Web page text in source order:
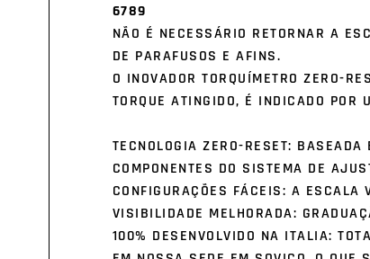
6789
NÃO É NECESSÁRIO RETORNAR A
DE PARAFUSOS E AFINS.
O INOVADOR TORQUÍMETRO ZERO-
TORQUE ATINGIDO, É INDICADO POR
TECNOLOGIA ZERO-RESET:
COMPONENTES DO SISTEMA DE
CONFIGURAÇÕES FÁCEIS: A ESCALA
VISIBILIDADE MELHORADA:
100% DESENVOLVIDO NA ITALIA: